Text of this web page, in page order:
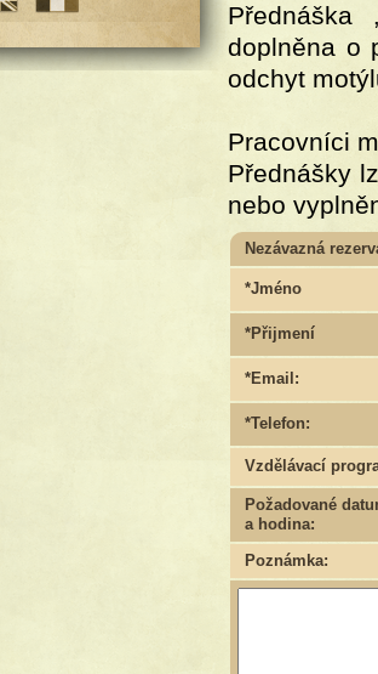
doplněna o
odchyt
Pracovníci
Přednášky
nebo
Nezávazná
*Jméno
*Přijmení
*Email:
*Telefon:
Vzdělávací
Požadované
a hodina:
Poznámka: